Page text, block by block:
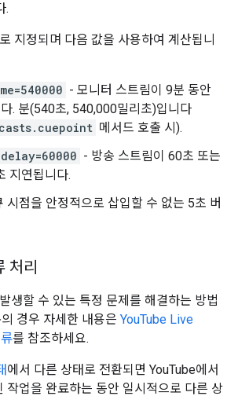
.
지정되며 다음 값을 사용하여 계산됩니
- 모니터 스트림이 9분 동안
. 분(540초, 540,000밀리초)입니다
메서드 호출 시).
- 방송 스트림이 60초 또는
지연됩니다.
시점을 안정적으로 삽입할 수 없는 5초 버
처리
생할 수 있는 특정 문제를 해결하는 방법
경우 자세한 내용은 YouTube Live
를 참조하세요.
에서 다른 상태로 전환되면 YouTube에서
작업을 완료하는 동안 일시적으로 다른 상